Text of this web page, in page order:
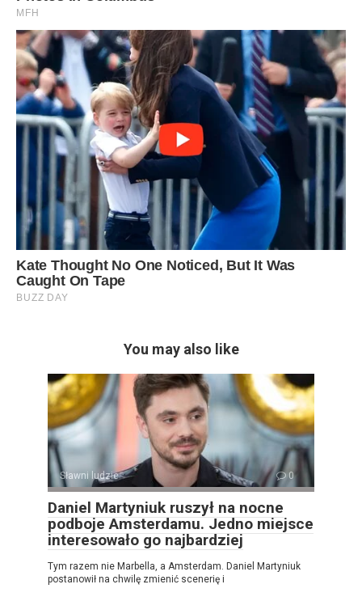
You may also like
Sławni ludzie 0
Daniel Martyniuk ruszył na nocne
podboje Amsterdamu. Jedno miejsce
interesowało go najbardziej
Tym razem nie Marbella, a Amsterdam. Daniel Martyniuk
postanowił na chwilę zmienić scenerię i